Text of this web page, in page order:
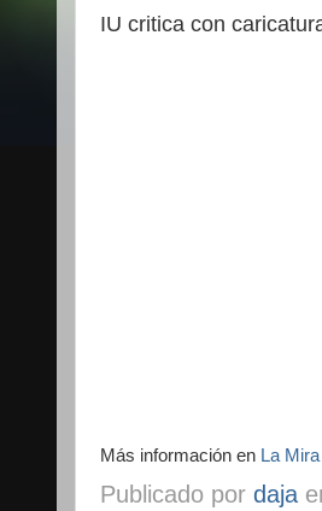
IU critica con
Más información en La Mira
Publicado por daja